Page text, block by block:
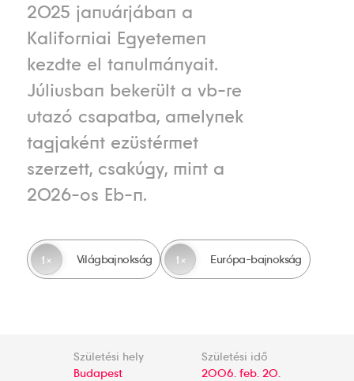
2025 januárjában a
Kaliforniai Egyetemen
kezdte el tanulmányait.
Júliusban bekerült a vb-re
utazó csapatba, amelynek
tagjaként ezüstérmet
szerzett, csakúgy, mint a
2026-os Eb-n.
1 Világbajnokság 1 Európa-bajnokság
Születési hely
Budapest
Születési idő
2006. feb. 20.